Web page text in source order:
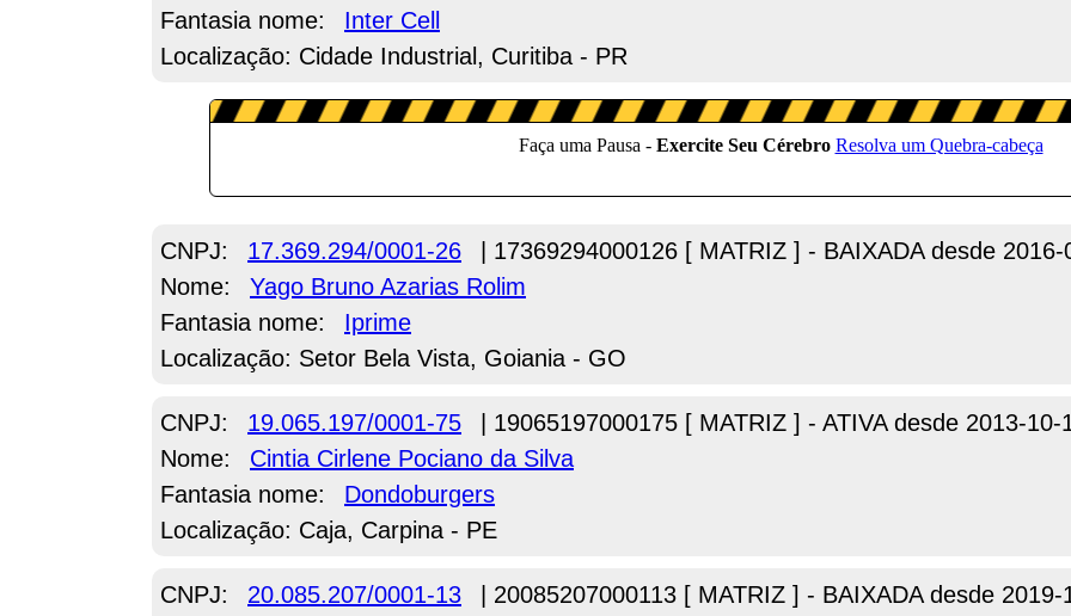
Fantasia nome:
Inter Cell
Localização: Cidade Industrial, Curitiba - PR
CNPJ: 17.369.294/0001-26
| 17369294000126 [ MATRIZ ] - BAIXADA desde 2016-
Nome:
Yago Bruno Azarias Rolim
Fantasia nome:
Iprime
Localização: Setor Bela Vista, Goiania - GO
CNPJ: 19.065.197/0001-75
| 19065197000175 [ MATRIZ ] - ATIVA desde 2013-10-
Nome:
Cintia Cirlene Pociano da Silva
Fantasia nome:
Dondoburgers
Localização: Caja, Carpina - PE
CNPJ: 20.085.207/0001-13
| 20085207000113 [ MATRIZ ] - BAIXADA desde 2019-